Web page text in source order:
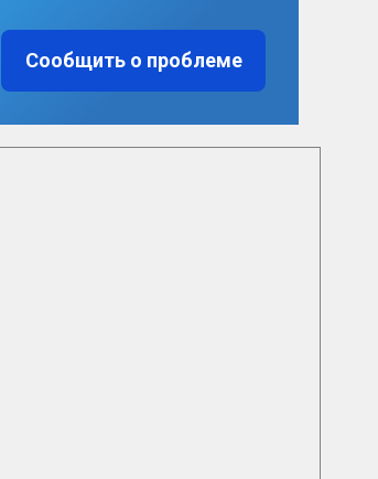
Сообщить о проблеме